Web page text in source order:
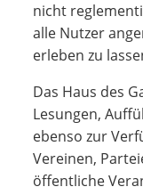
nicht
alle Nutzer
erleben zu
Das Haus des
Lesungen,
ebenso zur
Vereinen,
öffentliche